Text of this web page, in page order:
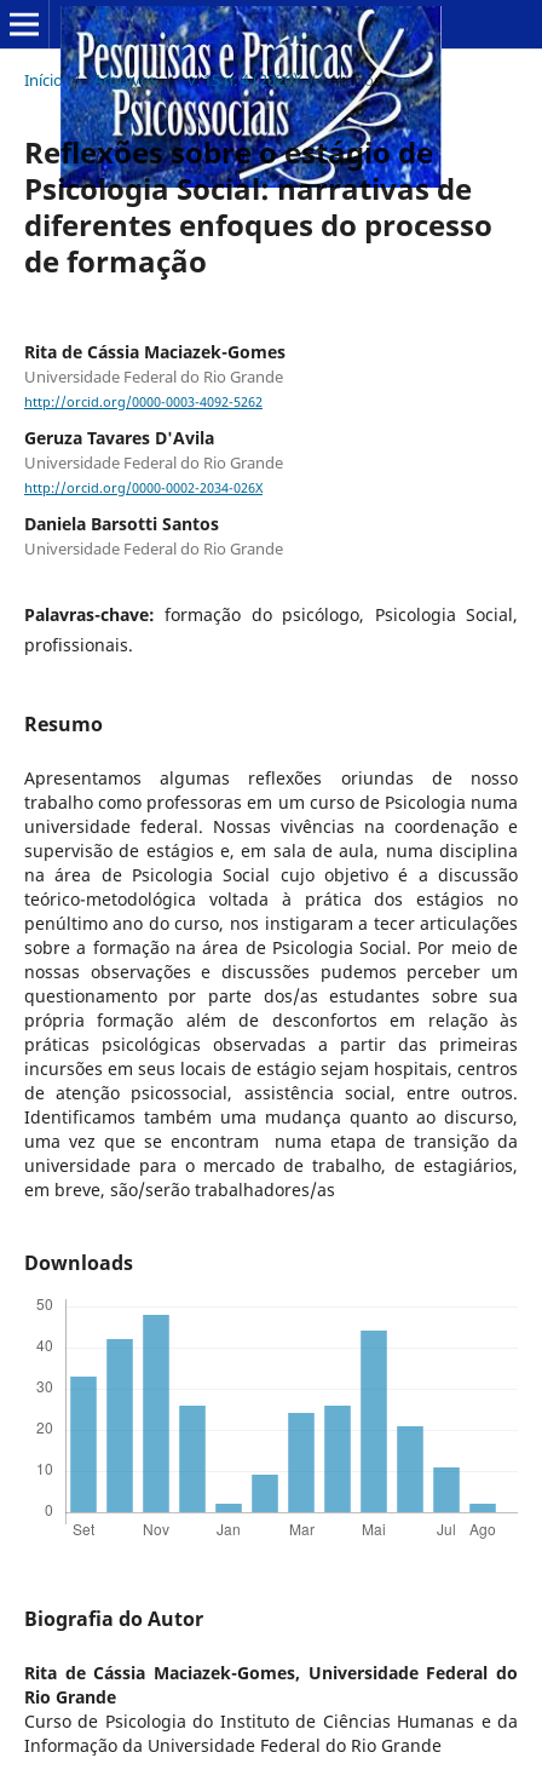
Início / Arquivos / v. 15 n. 4 (2020) / Artigos
Reflexões sobre o estágio de
Psicologia Social: narrativas de
diferentes enfoques do processo
de formação
Rita de Cássia Maciazek-Gomes
Universidade Federal do Rio Grande
http://orcid.org/0000-0003-4092-5262
Geruza Tavares D'Avila
Universidade Federal do Rio Grande
http://orcid.org/0000-0002-2034-026X
Daniela Barsotti Santos
Universidade Federal do Rio Grande
Palavras-chave:formação do psicólogo, Psicologia Social,
profissionais.
Resumo
Apresentamos algumas reflexões oriundas de nosso
trabalho como professoras em um curso de Psicologia numa
universidade federal. Nossas vivências na coordenação e
supervisão de estágios e, em sala de aula, numa disciplina
na área de Psicologia Social cujo objetivo é a discussão
teórico-metodológica voltada à prática dos estágios no
penúltimo ano do curso, nos instigaram a tecer articulações
sobre a formação na área de Psicologia Social. Por meio de
nossas observações e discussões pudemos perceber um
questionamento por parte dos/as estudantes sobre sua
própria formação além de desconfortos em relação às
práticas psicológicas observadas a partir das primeiras
incursões em seus locais de estágio sejam hospitais, centros
de atenção psicossocial, assistência social, entre outros.
Identificamos também uma mudança quanto ao discurso,
uma vez que se encontram numa etapa de transição da
universidade para o mercado de trabalho, de estagiários,
em breve, são/serão trabalhadores/as
Downloads
Biografia do Autor
Rita de Cássia Maciazek-Gomes, Universidade Federal do
Rio Grande
Curso de Psicologia do Instituto de Ciências Humanas e da
Informação da Universidade Federal do Rio Grande